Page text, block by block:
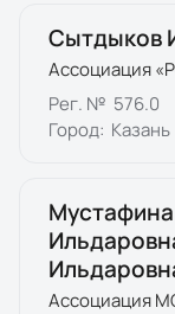
Сытдыков
Ассоциация
Рег. № 576.0
Город: Казань
Мустафина
Ассоциация